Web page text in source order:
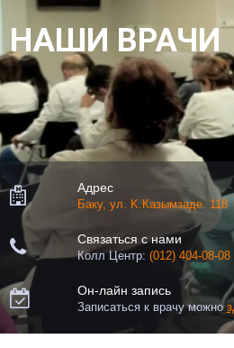
НАШИ ВРАЧИ
 Адрес
Баку, ул. K.Казымзаде. 118
 Связаться с нами
Колл Центр: (012) 404-08-08
 Он-лайн запись
Записаться к врачу можно